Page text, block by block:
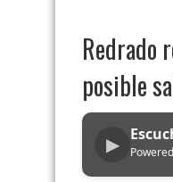
Redrado
posible
▶